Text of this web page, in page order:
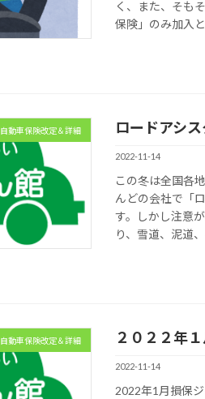
く、また、そも
保険」のみ加入
自動車保険改定＆詳細 ロードアシ
2022-11-14
この冬は全国各
んどの会社で「
す。しかし注意
り、雪道、泥道
自動車保険改定＆詳細 ２０２２年
2022-11-14
2022年1月損保